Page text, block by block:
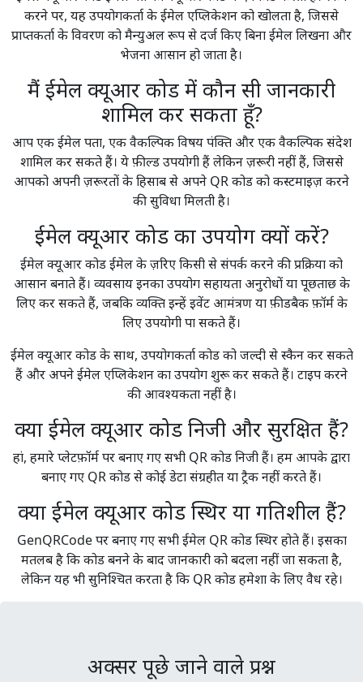
करने पर, यह उपयोगकर्ता के ईमेल एप्लिकेशन को खोलता है, जिससे
प्राप्तकर्ता के विवरण को मैन्युअल रूप से दर्ज किए बिना ईमेल लिखना और
भेजना आसान हो जाता है।
मैं ईमेल क्यूआर कोड में कौन सी जानकारी
शामिल कर सकता हूँ?
आप एक ईमेल पता, एक वैकल्पिक विषय पंक्ति और एक वैकल्पिक संदेश
शामिल कर सकते हैं। ये फ़ील्ड उपयोगी हैं लेकिन ज़रूरी नहीं हैं, जिससे
आपको अपनी ज़रूरतों के हिसाब से अपने QR कोड को कस्टमाइज़ करने
की सुविधा मिलती है।
ईमेल क्यूआर कोड का उपयोग क्यों करें?
ईमेल क्यूआर कोड ईमेल के ज़रिए किसी से संपर्क करने की प्रक्रिया को
आसान बनाते हैं। व्यवसाय इनका उपयोग सहायता अनुरोधों या पूछताछ के
लिए कर सकते हैं, जबकि व्यक्ति इन्हें इवेंट आमंत्रण या फ़ीडबैक फ़ॉर्म के
लिए उपयोगी पा सकते हैं।
ईमेल क्यूआर कोड के साथ, उपयोगकर्ता कोड को जल्दी से स्कैन कर सकते
हैं और अपने ईमेल एप्लिकेशन का उपयोग शुरू कर सकते हैं। टाइप करने
की आवश्यकता नहीं है।
क्या ईमेल क्यूआर कोड निजी और सुरक्षित हैं?
हां, हमारे प्लेटफ़ॉर्म पर बनाए गए सभी QR कोड निजी हैं। हम आपके द्वारा
बनाए गए QR कोड से कोई डेटा संग्रहीत या ट्रैक नहीं करते हैं।
क्या ईमेल क्यूआर कोड स्थिर या गतिशील हैं?
GenQRCode पर बनाए गए सभी ईमेल QR कोड स्थिर होते हैं। इसका
मतलब है कि कोड बनने के बाद जानकारी को बदला नहीं जा सकता है,
लेकिन यह भी सुनिश्चित करता है कि QR कोड हमेशा के लिए वैध रहे।
अक्सर पूछे जाने वाले प्रश्न